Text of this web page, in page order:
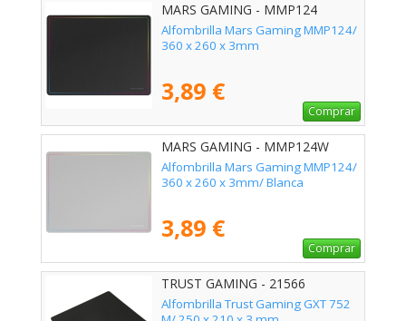
MARS GAMING - MMP124
Alfombrilla Mars Gaming MMP124/
360 x 260 x 3mm
3,89 €
Comprar
MARS GAMING - MMP124W
Alfombrilla Mars Gaming MMP124/
360 x 260 x 3mm/ Blanca
3,89 €
Comprar
TRUST GAMING - 21566
Alfombrilla Trust Gaming GXT 752